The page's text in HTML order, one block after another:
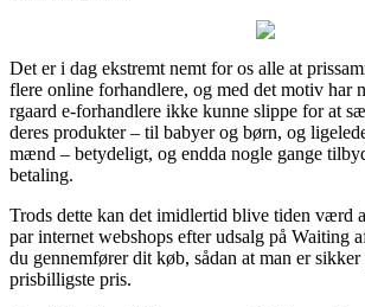
Det er i dag ekstremt nemt for os alle at
flere online forhandlere, og med det motiv har
rgaard e-forhandlere ikke kunne slippe for at
deres produkter – til babyer og børn, og
mænd – betydeligt, og endda nogle gange
betaling.
Trods dette kan det imidlertid blive tiden værd
par internet webshops efter udsalg på Waiting
du gennemfører dit køb, sådan at man er sikker
prisbilligste pris.